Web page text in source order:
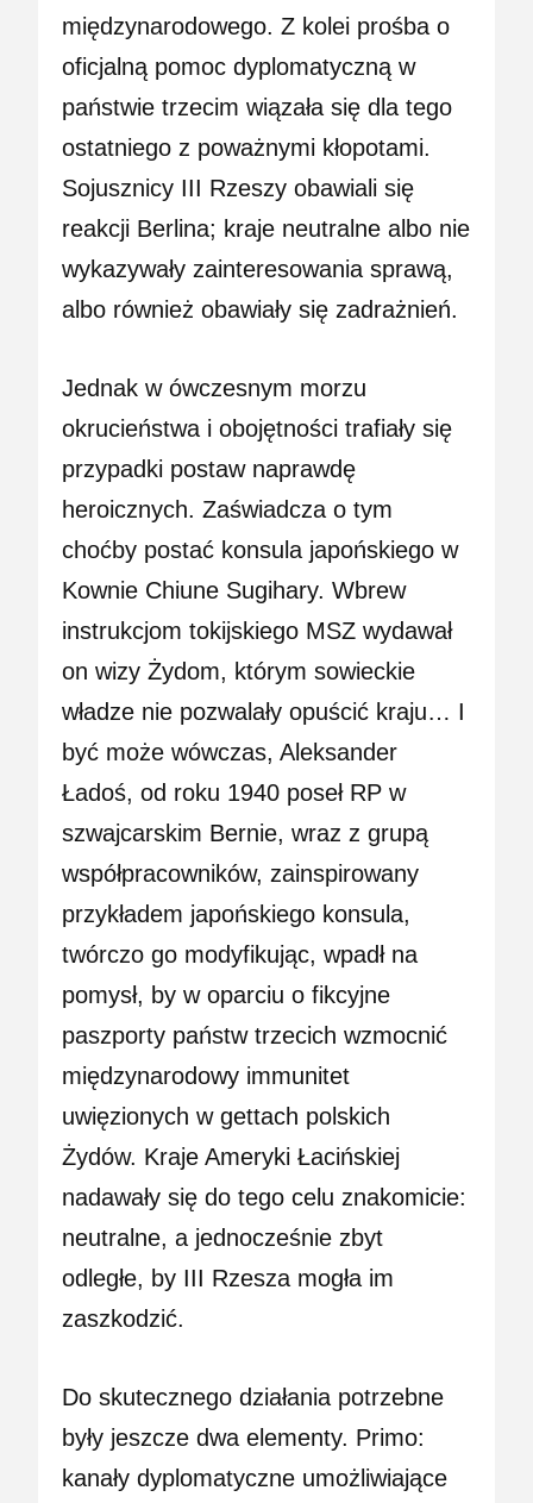
międzynarodowego. Z kolei prośba o
oficjalną pomoc dyplomatyczną w
państwie trzecim wiązała się dla tego
ostatniego z poważnymi kłopotami.
Sojusznicy III Rzeszy obawiali się
reakcji Berlina; kraje neutralne albo nie
wykazywały zainteresowania sprawą,
albo również obawiały się zadrażnień.
Jednak w ówczesnym morzu
okrucieństwa i obojętności trafiały się
przypadki postaw naprawdę
heroicznych. Zaświadcza o tym
choćby postać konsula japońskiego w
Kownie Chiune Sugihary. Wbrew
instrukcjom tokijskiego MSZ wydawał
on wizy Żydom, którym sowieckie
władze nie pozwalały opuścić kraju… I
być może wówczas, Aleksander
Ładoś, od roku 1940 poseł RP w
szwajcarskim Bernie, wraz z grupą
współpracowników, zainspirowany
przykładem japońskiego konsula,
twórczo go modyfikując, wpadł na
pomysł, by w oparciu o fikcyjne
paszporty państw trzecich wzmocnić
międzynarodowy immunitet
uwięzionych w gettach polskich
Żydów. Kraje Ameryki Łacińskiej
nadawały się do tego celu znakomicie:
neutralne, a jednocześnie zbyt
odległe, by III Rzesza mogła im
zaszkodzić.
Do skutecznego działania potrzebne
były jeszcze dwa elementy. Primo:
kanały dyplomatyczne umożliwiające